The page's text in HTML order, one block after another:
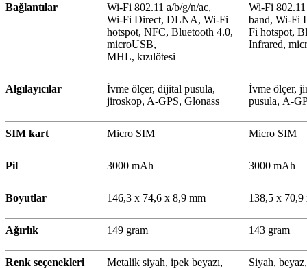
Bağlantılar
Wi-Fi 802.11 a/b/g/n/ac,
Wi-Fi Direct, DLNA, Wi-Fi
hotspot, NFC, Bluetooth 4.0,
microUSB,
MHL, kızılötesi
Wi-Fi
band, Wi-Fi
Fi hotspot,
Infrared,
Algılayıcılar
İvme ölçer, dijital pusula,
jiroskop, A-GPS, Glonass
İvme ölçer,
pusula, A-
SIM kart Micro SIM Micro SIM
Pil 3000 mAh 3000 mAh
Boyutlar 146,3 x 74,6 x 8,9 mm 138,5 x 70,9
Ağırlık 149 gram 143 gram
Renk seçenekleri Metalik siyah, ipek beyazı, Siyah, beyaz,